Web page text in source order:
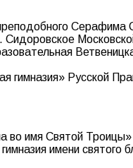
Серафима
Сидоровское
гимназия» Русской
имя Святой Троицы»
имени святого